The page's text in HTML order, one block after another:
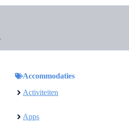
Accommodaties
Activiteiten
Apps